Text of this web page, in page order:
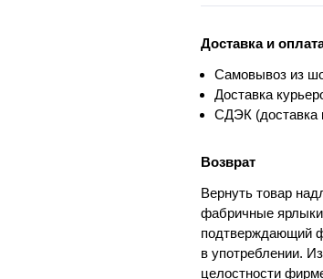
Доставка и
Самовывоз из
Доставка
СДЭК (доставка
Возврат
Вернуть товар
фабричные
подтверждающий
в употреблении.
целостности